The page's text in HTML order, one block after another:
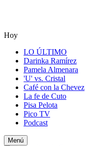
Hoy
LO ÚLTIMO
Darinka Ramírez
Pamela Almenara
'U' vs. Cristal
Café con la Chevez
La fe de Cuto
Pisa Pelota
Pico TV
Podcast
Menú